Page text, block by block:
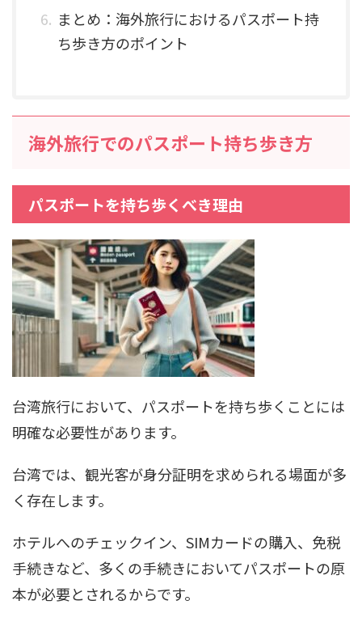
まとめ：海外旅行におけるパスポート持
ち歩き方のポイント
海外旅行でのパスポート持ち歩き方
パスポートを持ち歩くべき理由
台湾旅行において、パスポートを持ち歩くことには
明確な必要性があります。
台湾では、観光客が身分証明を求められる場面が多
く存在します。
ホテルへのチェックイン、SIMカードの購入、免税
手続きなど、多くの手続きにおいてパスポートの原
本が必要とされるからです。